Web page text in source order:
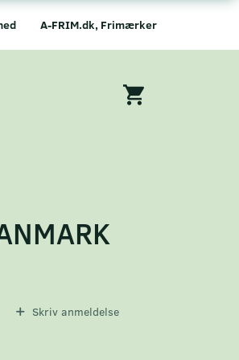
A-FRIM.dk, Frimærker
Skriv anmeldelse